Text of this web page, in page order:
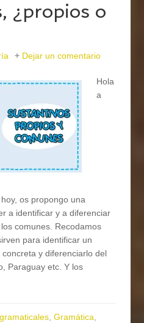
¿propios o
Dejar un comentario
Hola
a
os propongo una
a identificar y a diferenciar
comunes. Recodamos
para identificar un
y diferenciarlo del
Paraguay etc. Y los
,Gramática,